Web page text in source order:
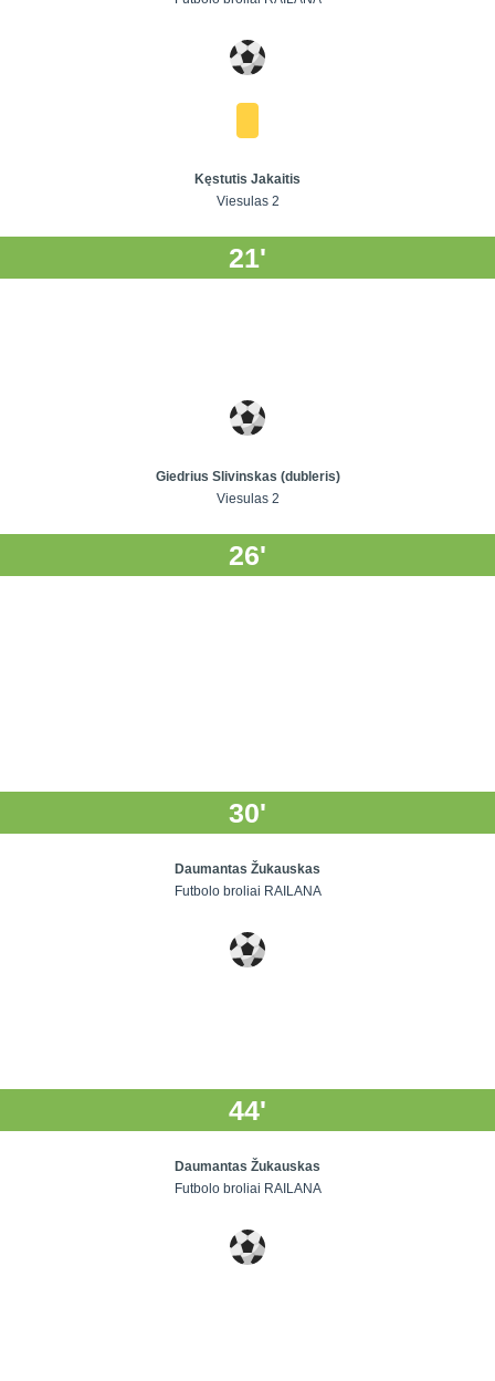
Kęstutis Jakaitis
Viesulas 2
21'
Giedrius Slivinskas (dubleris)
Viesulas 2
26'
30'
Daumantas Žukauskas
Futbolo broliai RAILANA
44'
Daumantas Žukauskas
Futbolo broliai RAILANA